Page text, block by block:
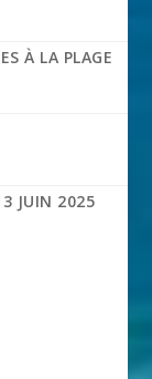
À LA PLAGE
JUIN 2025